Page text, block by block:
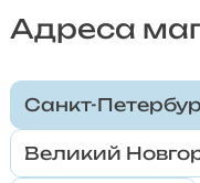
Адреса
Санкт-
Великий